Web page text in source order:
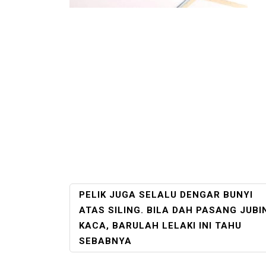
POST
NAVIGATION
PELIK JUGA SELALU DENGAR BUNYI
ATAS SILING. BILA DAH PASANG
KACA, BARULAH LELAKI INI TAHU
SEBABNYA